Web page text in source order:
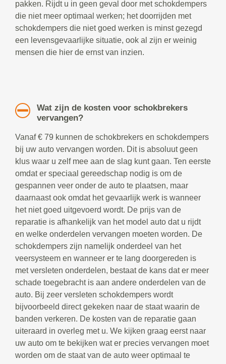
pakken. Rijdt u in geen geval door met schokdempers
die niet meer optimaal werken; het doorrijden met
schokdempers die niet goed werken is minst gezegd
een levensgevaarlijke situatie, ook al zijn er weinig
mensen die hier de ernst van inzien.
Wat zijn de kosten voor schokbrekers
vervangen?
Vanaf € 79 kunnen de schokbrekers en schokdempers
bij uw auto vervangen worden. Dit is absoluut geen
klus waar u zelf mee aan de slag kunt gaan. Ten eerste
omdat er speciaal gereedschap nodig is om de
gespannen veer onder de auto te plaatsen, maar
daarnaast ook omdat het gevaarlijk werk is wanneer
het niet goed uitgevoerd wordt. De prijs van de
reparatie is afhankelijk van het model auto dat u rijdt
en welke onderdelen vervangen moeten worden. De
schokdempers zijn namelijk onderdeel van het
veersysteem en wanneer er te lang doorgereden is
met versleten onderdelen, bestaat de kans dat er meer
schade toegebracht is aan andere onderdelen van de
auto. Bij zeer versleten schokdempers wordt
bijvoorbeeld direct gekeken naar de staat waarin de
banden verkeren. De kosten van de reparatie gaan
uiteraard in overleg met u. We kijken graag eerst naar
uw auto om te bekijken wat er precies vervangen moet
worden om de staat van de auto weer optimaal te